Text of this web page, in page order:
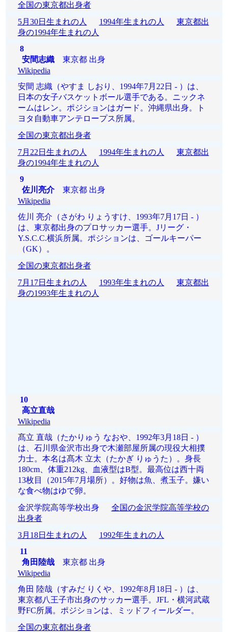
全国の東京都出身者
5月30日生まれの人
1994年生まれの人
東京都出
身の1994年生まれの人
8
安間志織東京都 出身
Wikipedia
安間 志織（やすま しおり、1994年7月22日 - ）は、
日本の女子バスケットボール選手である。ニックネ
ームはレン。ポジションはガード。沖縄県出身。ト
ヨタ自動車アンテロープス所属。
全国の東京都出身者
7月22日生まれの人
1994年生まれの人
東京都出
身の1994年生まれの人
9
佐川亮介東京都 出身
Wikipedia
佐川 亮介（さがわ りょうすけ、1993年7月17日 - ）
は、東京都出身のプロサッカー選手。Jリーグ・
Y.S.C.C.横浜所属。ポジションは、ゴールキーパー
（GK）。
全国の東京都出身者
7月17日生まれの人
1993年生まれの人
東京都出
身の1993年生まれの人
10
高立直哉
Wikipedia
髙立 直哉（たかりゅう なおや、1992年3月18日 - ）
は、石川県金沢市出身で木瀬部屋所属の現役大相撲
力士。本名は髙木 立太（たかぎ りゅうた）。身長
180cm、体重212kg、血液型はB型。最高位は西十両
13枚目（2015年7月場所）。好物は魚、煮玉子。嫌い
な食べ物はゆで卵。
金沢学院高等学校出身 全国の金沢学院高等学校の
出身者
3月18日生まれの人
1992年生まれの人
11
角田陸哉東京都 出身
Wikipedia
角田 陸哉（すみだ りくや、1992年8月18日 - ）は、
東京都八王子市出身のサッカー選手。JFL・横河武蔵
野FC所属。ポジションは、ミッドフィールダー。
全国の東京都出身者